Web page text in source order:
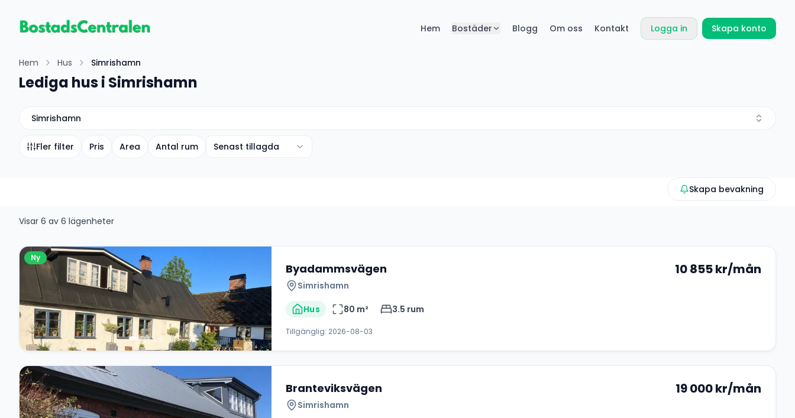
Hem Bostäder Blogg Om oss Kontakt Logga in Skapa konto
Hem Hus Simrishamn
Lediga hus i Simrishamn
Simrishamn
Fler filter Pris Area Antal rum Senast tillagda
Skapa bevakning
Visar 6 av 6 lägenheter
+7
Ny
Byadammsvägen
Simrishamn
10 855kr/mån
Hus 80 m² 3.5 rum
Tillgänglig: 2026-08-03
Branteviksvägen
Simrishamn
19 000kr/mån